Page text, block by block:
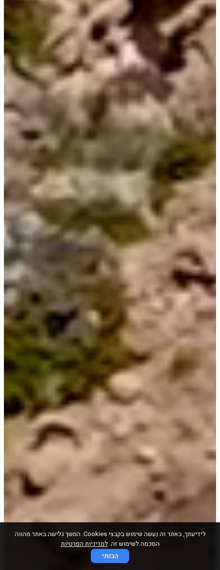
לידיעתך, באתר זה נעשה שימוש בקבצי Cookies. המשך גלישה באתר מהווה
הסכמה לשימוש זה.למדיניות הפרטיות
הבנתי